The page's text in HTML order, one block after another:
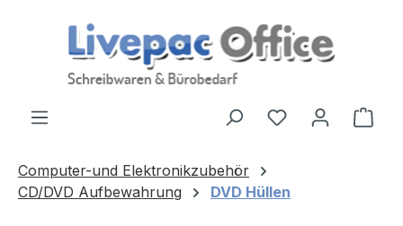
Zum Hauptinhalt springen
Computer-und Elektronikzubehör
CD/DVD Aufbewahrung
DVD Hüllen